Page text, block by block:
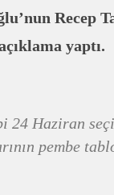
Recep
yaptı.
24 Haziran
pembe